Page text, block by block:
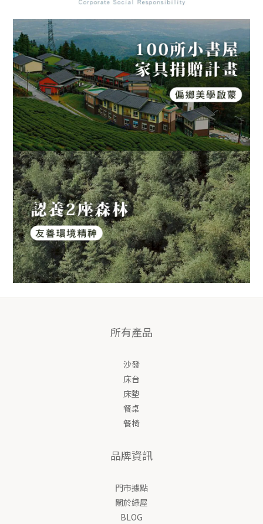
所有產品
沙發
床台
床墊
餐桌
餐椅
品牌資訊
門市據點
關於綠屋
BLOG